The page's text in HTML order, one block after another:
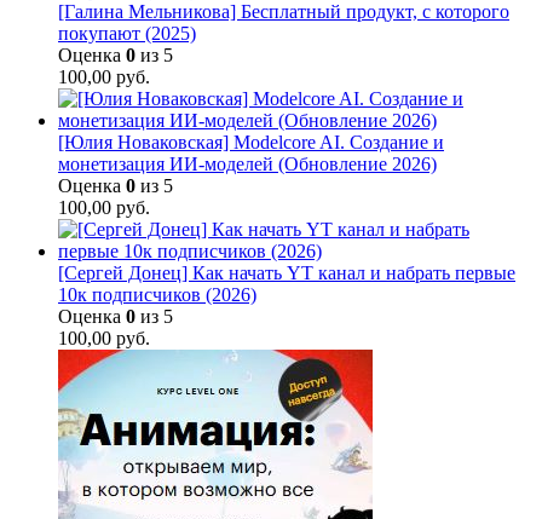
[Галина Мельникова] Бесплатный продукт, с которого
покупают (2025)
Оценка 0 из 5
100,00 руб.
[Юлия Новаковская] Modelcore AI. Создание и
монетизация ИИ-моделей (Обновление 2026)
Оценка 0 из 5
100,00 руб.
[Сергей Донец] Как начать YT канал и набрать первые
10к подписчиков (2026)
Оценка 0 из 5
100,00 руб.